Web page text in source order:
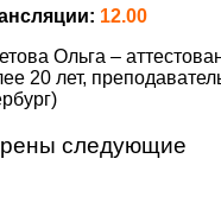
12.00
Ольга –
20 лет,
следующие